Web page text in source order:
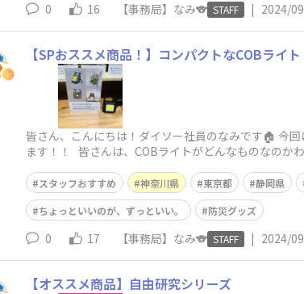
0 16 【事務局】なみ🐨 STAFF | 2024/
【SPおススメ商品！】コンパクトなCOBライト
皆さん、こんにちは！ダイソー社員のなみです🏠️ 今
ます！！ 皆さんは、COBライトがどんなものなのか
スタッフおすすめ 神奈川県 東京都 静岡県
ちょっといいのが、ずっといい。
防災グッズ
0 17 【事務局】なみ🐨 STAFF | 2024/
【オススメ商品】自由研究シリーズ